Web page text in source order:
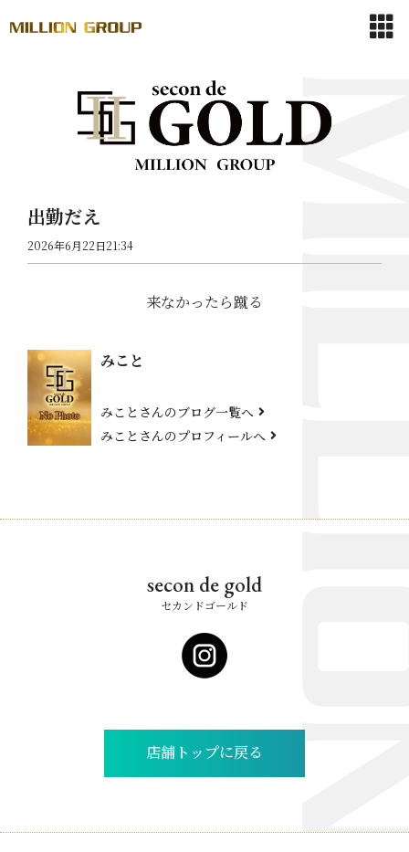
出勤だえ
2026年6月22日21:34
来なかったら蹴る
みこと
みことさんのブログ一覧へ
みことさんのプロフィールへ
secon de gold
セカンドゴールド
店舗トップに戻る